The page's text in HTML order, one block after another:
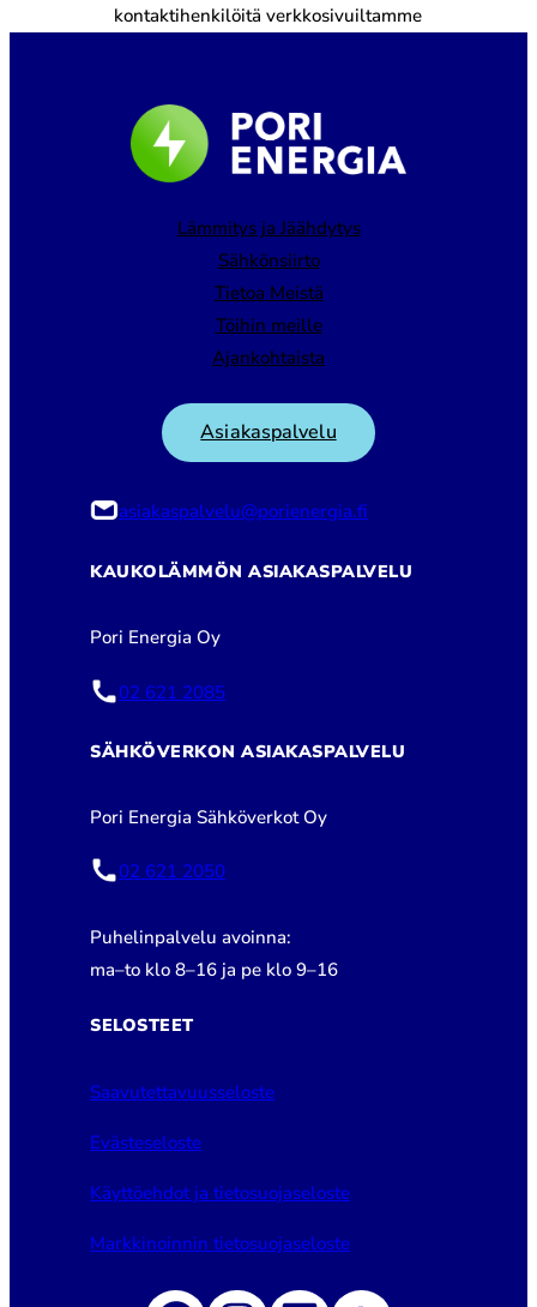
kontaktihenkilöitä verkkosivuiltamme
Lämmitys ja Jäähdytys
Sähkönsiirto
Tietoa Meistä
Töihin meille
Ajankohtaista
Asiakaspalvelu
asiakaspalvelu@porienergia.fi
KAUKOLÄMMÖN ASIAKASPALVELU
Pori Energia Oy
02 621 2085
SÄHKÖVERKON ASIAKASPALVELU
Pori Energia Sähköverkot Oy
02 621 2050
Puhelinpalvelu avoinna:
ma–to klo 8–16 ja pe klo 9–16
SELOSTEET
Saavutettavuusseloste
Evästeseloste
Käyttöehdot ja tietosuojaseloste
Markkinoinnin tietosuojaseloste